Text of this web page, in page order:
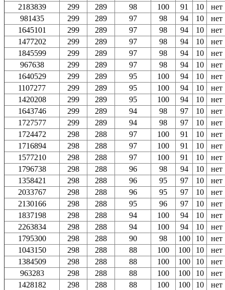
2183839
299 289 98 100 91 10
нет
981435
299 289 97 98 94 10
нет
1645101
299 289 97 98 94 10
нет
1477202
299 289 97 98 94 10
нет
1845599
299 289 97 98 94 10
нет
967638
299 289 97 98 94 10
нет
1640529
299 289 95 100 94 10
нет
1107277
299 289 95 100 94 10
нет
1420208
299 289 95 100 94 10
нет
1643746
299 289 94 98 97 10
нет
1727577
299 289 94 98 97 10
нет
1724472
298 288 97 100 91 10
нет
1716894
298 288 97 100 91 10
нет
1577210
298 288 97 100 91 10
нет
1796738
298 288 96 98 94 10
нет
1358421
298 288 96 95 97 10
нет
2033767
298 288 96 95 97 10
нет
2130166
298 288 95 96 97 10
нет
1837198
298 288 94 100 94 10
нет
2263834
298 288 94 100 94 10
нет
1795300
298 288 90 98 100 10
нет
1043150
298 288 88 100 100 10
нет
1384509
298 288 88 100 100 10
нет
963283
298 288 88 100 100 10
нет
1428182
298 288 88 100 100 10 нет